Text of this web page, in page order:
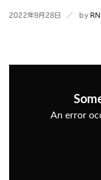
楽天のサービス一覧はこち
2022年9月28日 by